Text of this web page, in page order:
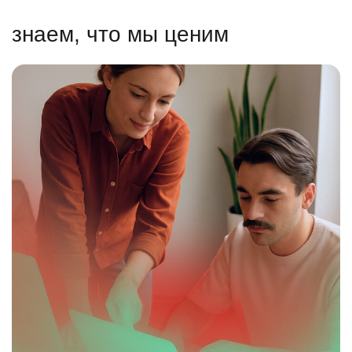
знаем, что мы ценим